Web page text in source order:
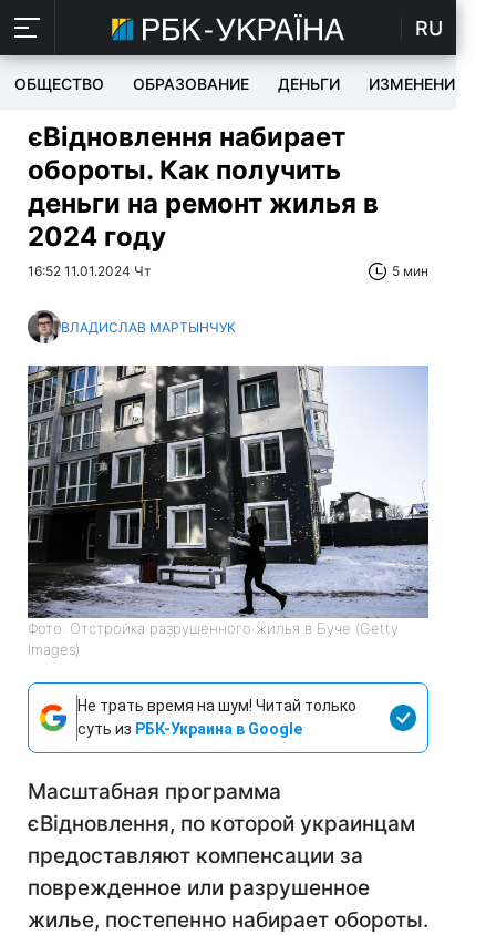
RU
ОБЩЕСТВО ОБРАЗОВАНИЕ ДЕНЬГИ ИЗМЕНЕНИЯ
єВідновлення набирает
обороты. Как получить
деньги на ремонт жилья в
2024 году
16:52 11.01.2024 Чт 5 мин
ВЛАДИСЛАВ МАРТЫНЧУК
Фото: Отстройка разрушенного жилья в Буче (Getty
Images)
Не трать время на шум! Читай только
суть из РБК-Украина в Google
Масштабная программа
єВідновлення, по которой украинцам
предоставляют компенсации за
поврежденное или разрушенное
жилье, постепенно набирает обороты.